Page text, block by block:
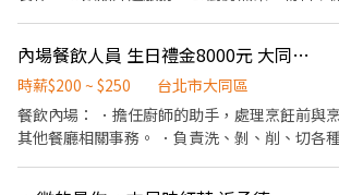
------------- 【應徵須知】 ①詳閱工作內容後，
請。 ②履歷初審合適者，將邀請實體面談，初
行通知。 ③錄取的實際任用職稱及薪資，依面
級。
愛的同事們一起努力！
點、交通便利通勤上班很方便。 ✅歡迎無餐飲
有熱忱的您，加入三澧餐飲集團。
---------------------------------------- 『加入三
創造無限可能。 1998年於台灣成立-日商三澧
ASIA，屬於日本Wondertable餐飲集團在台分
的日本與義大利美食連鎖品牌，旗下六大連鎖
小時不等
內場餐飲人員 生日禮金8000元 大同區火鍋店 假日班
時薪$200 ~ $250
台北市大同區
餐飲內場： ．擔任廚師的助手，處理烹飪前與
其他餐廳相關事務。 ．負責洗、剝、削、切各